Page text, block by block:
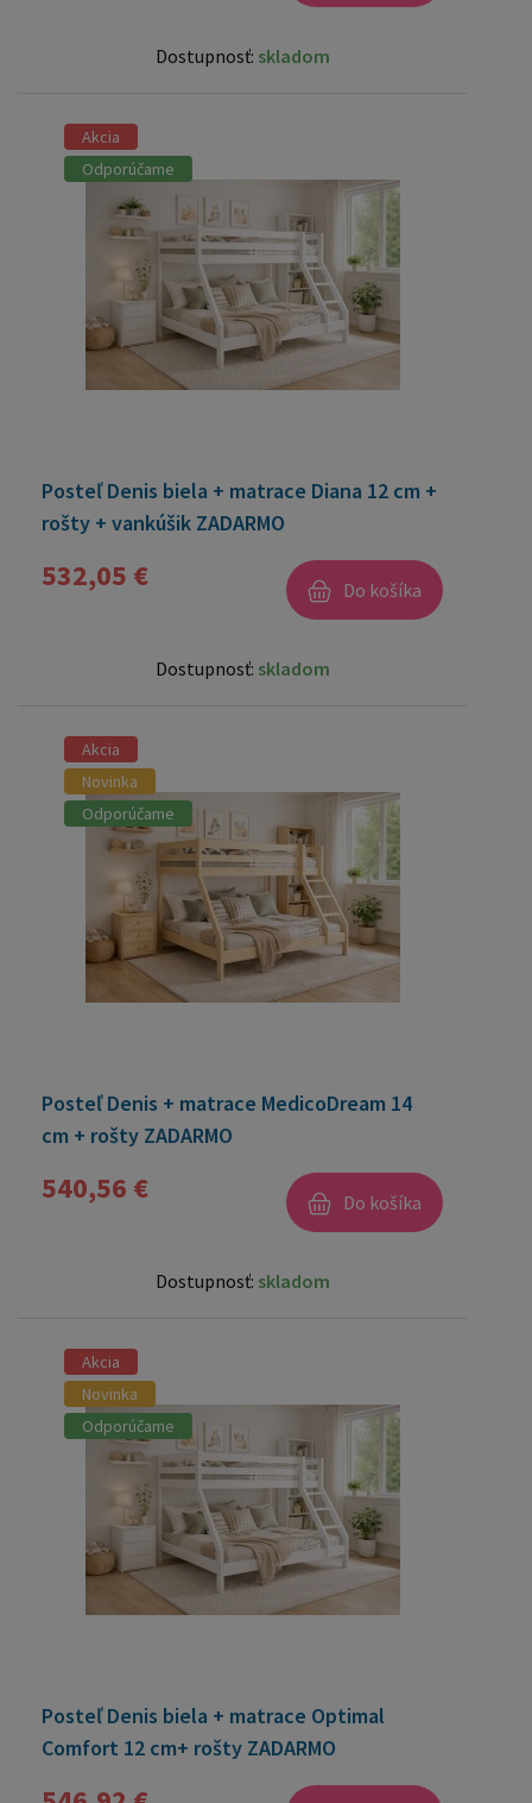
Dostupnosť: skladom
Akcia
Odporúčame
Posteľ Denis biela + matrace Diana 12 cm +
rošty + vankúšik ZADARMO
532,05 € Do košíka
Dostupnosť: skladom
Akcia
Novinka
Odporúčame
Posteľ Denis + matrace MedicoDream 14
cm + rošty ZADARMO
540,56 € Do košíka
Dostupnosť: skladom
Akcia
Novinka
Odporúčame
Posteľ Denis biela + matrace Optimal
Comfort 12 cm+ rošty ZADARMO